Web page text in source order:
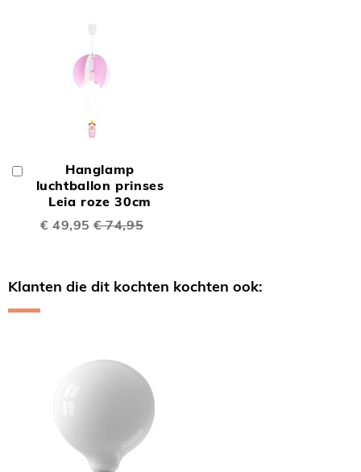
Hanglamp
luchtballon prinses
Leia roze 30cm
Speciale
€ 49,95 € 74,95
Winkelwagen
Klanten die dit kochten kochten ook: